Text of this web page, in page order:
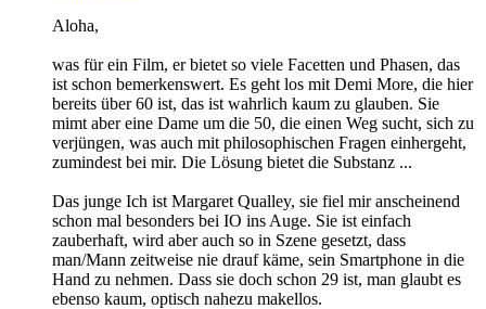
Aloha,
was für ein Film, er bietet so viele Facetten und Phasen, das
ist schon bemerkenswert. Es geht los mit Demi More, die hier
bereits über 60 ist, das ist wahrlich kaum zu glauben. Sie
mimt aber eine Dame um die 50, die einen Weg sucht, sich zu
verjüngen, was auch mit philosophischen Fragen einhergeht,
zumindest bei mir. Die Lösung bietet die Substanz ...
Das junge Ich ist Margaret Qualley, sie fiel mir anscheinend
schon mal besonders bei IO ins Auge. Sie ist einfach
zauberhaft, wird aber auch so in Szene gesetzt, dass
man/Mann zeitweise nie drauf käme, sein Smartphone in die
Hand zu nehmen. Dass sie doch schon 29 ist, man glaubt es
ebenso kaum, optisch nahezu makellos.